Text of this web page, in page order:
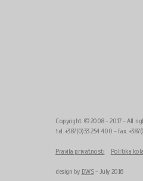
Copyright © 2008 - 2017 - All
tel. +387(0)33 254 400 - fax.
Pravila privatnosti Politika
design by DWS- July 2016